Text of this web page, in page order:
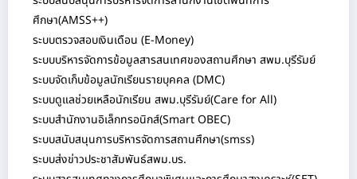
ระบบสนับสนุนการบริหารจัดการสำนักงานเขตพื้นที่การศึกษา(AMSS++)
ระบบตรวจสอบเงินเดือน (E-Money)
ระบบบริหารจัดการข้อมูลสารสนเทศของสถานศึกษา สพม.บุรีรัมย์
ระบบจัดเก็บข้อมูลนักเรียนรายบุคคล (DMC)
ระบบดูแลช่วยเหลือนักเรียน สพม.บุรีรัมย์(Care for All)
ระบบสำนักงานอิเล็กทรอนิกส์(Smart OBEC)
ระบบสนับสนุนการบริหารจัดการสถานศึกษา(smss)
ระบบส่งข่าวประชาสัมพันธ์สพม.บร.
ระบบสารสนเทศทางการศึกษาพิเศษและการศึกษาสงเคราะห์(SET)